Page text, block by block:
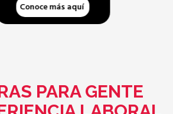
Conoce más aquí
PARA GENTE